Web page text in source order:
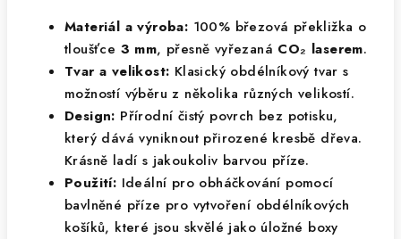
Materiál a výroba: 100% březová překližka o
tloušťce 3 mm, přesně vyřezaná CO₂ laserem.
Tvar a velikost: Klasický obdélníkový tvar s
možností výběru z několika různých velikostí.
Design: Přírodní čistý povrch bez potisku,
který dává vyniknout přirozené kresbě dřeva.
Krásně ladí s jakoukoliv barvou příze.
Použití: Ideální pro obháčkování pomocí
bavlněné příze pro vytvoření obdélníkových
košíků, které jsou skvělé jako úložné boxy